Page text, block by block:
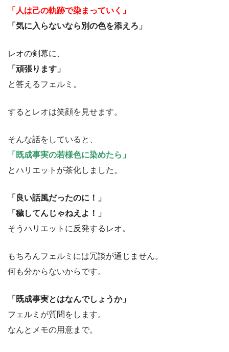
「人は己の軌跡で染まっていく」
「気に入らないなら別の色を添えろ」
レオの剣幕に、
「頑張ります」
と答えるフェルミ。
するとレオは笑顔を見せます。
そんな話をしていると、
「既成事実の若様色に染めたら」
とハリエットが茶化しました。
「良い話風だったのに！」
「穢してんじゃねえよ！」
そうハリエットに反発するレオ。
もちろんフェルミには冗談が通じません。
何も分からないからです。
「既成事実とはなんでしょうか」
フェルミが質問をします。
なんとメモの用意まで。